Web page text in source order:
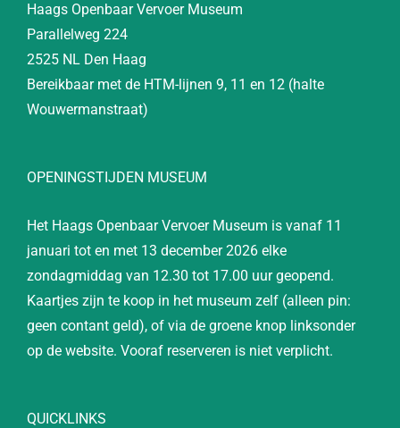
Haags Openbaar Vervoer Museum
Parallelweg 224
2525 NL Den Haag
Bereikbaar met de HTM-lijnen 9, 11 en 12 (halte
Wouwermanstraat)
OPENINGSTIJDEN MUSEUM
Het Haags Openbaar Vervoer Museum is vanaf 11
januari tot en met 13 december 2026 elke
zondagmiddag van 12.30 tot 17.00 uur geopend.
Kaartjes zijn te koop in het museum zelf (alleen pin:
geen contant geld), of via de groene knop linksonder
op de website. Vooraf reserveren is niet verplicht.
QUICKLINKS